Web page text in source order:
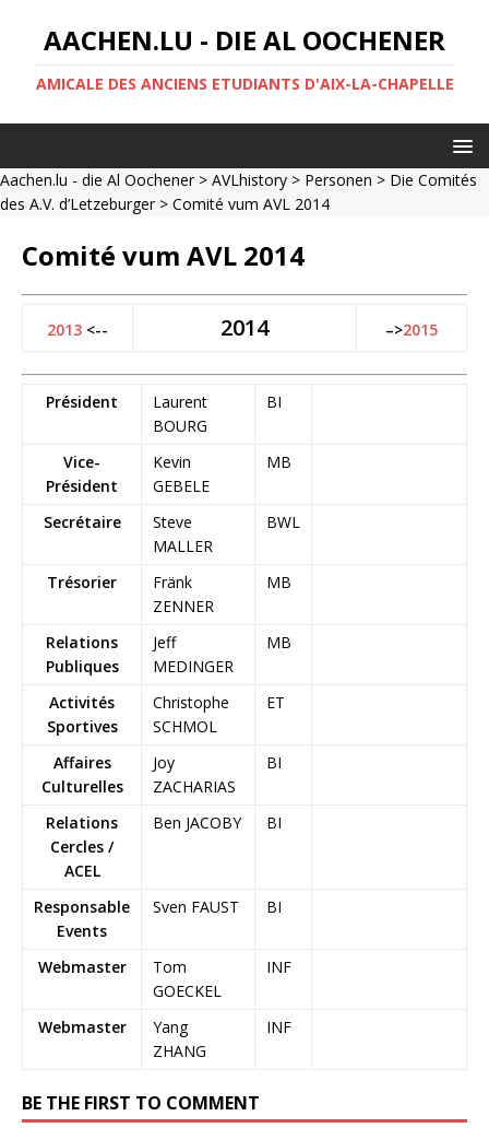
AACHEN.LU - DIE AL OOCHENER
AMICALE DES ANCIENS ETUDIANTS D'AIX-LA-CHAPELLE
Aachen.lu - die Al Oochener> AVLhistory > Personen > Die Comités
des A.V. d’Letzeburger> Comité vum AVL 2014
Comité vum AVL 2014
2013 <-- 2014 –>2015
Président
Laurent
BOURG
BI
Vice-
Président
Kevin
GEBELE
MB
Secrétaire
Steve
MALLER
BWL
Trésorier
Fränk
ZENNER
MB
Relations
Publiques
Jeff
MEDINGER
MB
Activités
Sportives
Christophe
SCHMOL
ET
Affaires
Culturelles
Joy
ZACHARIAS
BI
Relations
Cercles /
ACEL
Ben JACOBY BI
Responsable
Events
Sven FAUST BI
Webmaster
Tom
GOECKEL
INF
Webmaster
Yang
ZHANG
INF
BE THE FIRST TO COMMENT